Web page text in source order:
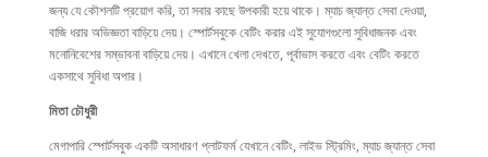
জন্য যে কৌশলটি প্রয়োগ করি, তা সবার কাছে উপকারী হয়ে থাকে। ম্যাচ জ্যান্ত সেবা দেওয়া,
বাজি ধরার অভিজ্ঞতা বাড়িয়ে দেয়। স্পোর্টসবুকে বেটিং করার এই সুযোগগুলো সুবিধাজনক এবং
মনোনিবেশের সম্ভাবনা বাড়িয়ে দেয়। এখানে খেলা দেখতে, পূর্বাভাস করতে এবং বেটিং করতে
একসাথে সুবিধা অপার।
মিতা চৌধুরী
মেগাপারি স্পোর্টসবুক একটি অসাধারণ প্লাটফর্ম যেখানে বেটিং, লাইভ স্ট্রিমিং, ম্যাচ জ্যান্ত সেবা